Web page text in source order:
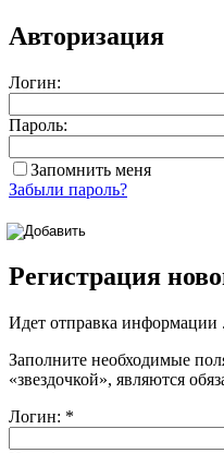
Авторизация
Логин:
Пароль:
Запомнить меня
Забыли пароль?
Регистрация
Идет отправка информации
Заполните необходимые
«звездочкой», являются
Логин: *